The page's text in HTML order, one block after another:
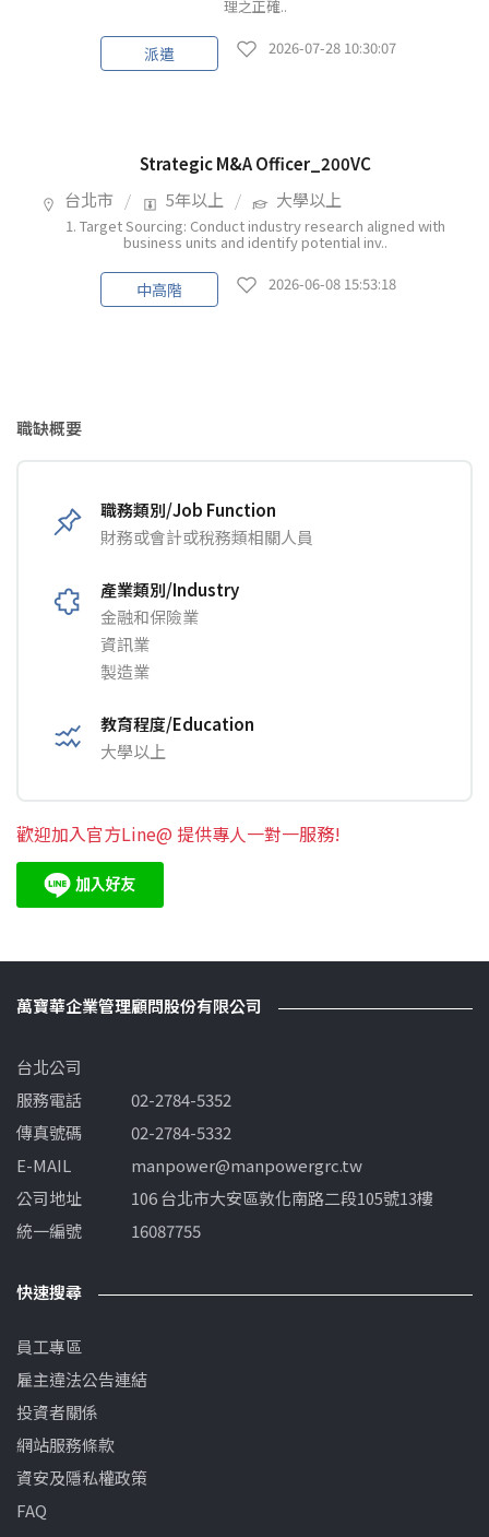
理之正確..
派遣 2026-07-28 10:30:07
Strategic M&A Officer_200VC
台北市
5年以上 大學以上
1. Target Sourcing: Conduct industry research aligned with
business units and identify potential inv..
中高階 2026-06-08 15:53:18
職缺概要
職務類別/Job Function
財務或會計或稅務類相關人員
產業類別/Industry
金融和保險業
資訊業
製造業
教育程度/Education
大學以上
歡迎加入官方Line@ 提供專人一對一服務!
萬寶華企業管理顧問股份有限公司
台北公司
服務電話
02-2784-5352
傳真號碼
02-2784-5332
E-MAIL
manpower@manpowergrc.tw
公司地址
106 台北市大安區敦化南路二段105號13樓
統一編號
16087755
快速搜尋
員工專區
雇主違法公告連結
投資者關係
網站服務條款
資安及隱私權政策
FAQ